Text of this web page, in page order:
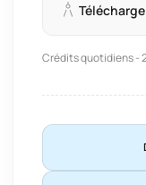
Crédits quotidiens -